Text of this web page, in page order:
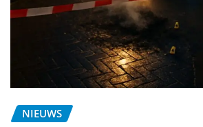
NIEUWS